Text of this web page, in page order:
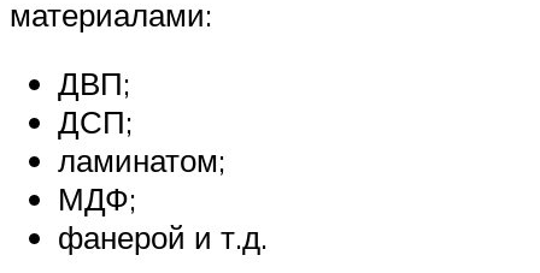
материалами:
ДВП;
ДСП;
ламинатом;
МДФ;
фанерой и т.д.